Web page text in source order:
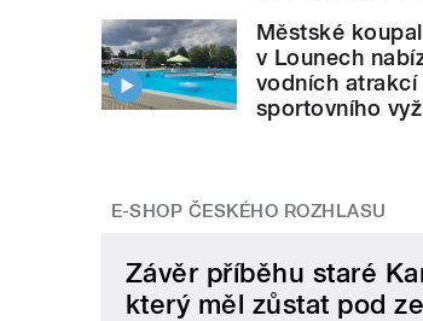
Městské
v Lounech
vodních atrakcí
sportovního
E-SHOP ČESKÉHO ROZHLASU
Závěr příběhu staré
který měl zůstat pod